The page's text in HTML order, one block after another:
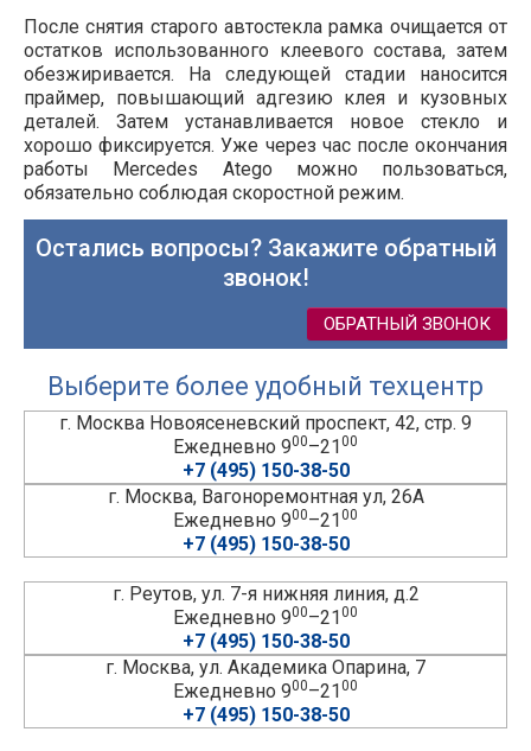
После снятия старого автостекла рамка очищается от
остатков использованного клеевого состава, затем
обезжиривается. На следующей стадии наносится
праймер, повышающий адгезию клея и кузовных
деталей. Затем устанавливается новое стекло и
хорошо фиксируется. Уже через час после окончания
работы Mercedes Atego можно пользоваться,
обязательно соблюдая скоростной режим.
Остались вопросы? Закажите обратный
звонок!
ОБРАТНЫЙ ЗВОНОК
Выберите более удобный техцентр
г. Москва Новоясеневский проспект, 42, стр. 9
Ежедневно 900–2100
+7 (495) 150-38-50
г. Москва, Вагоноремонтная ул, 26А
Ежедневно 900–2100
+7 (495) 150-38-50
г. Реутов, ул. 7-я нижняя линия, д.2
Ежедневно 900–2100
+7 (495) 150-38-50
г. Москва, ул. Академика Опарина, 7
Ежедневно 900–2100
+7 (495) 150-38-50